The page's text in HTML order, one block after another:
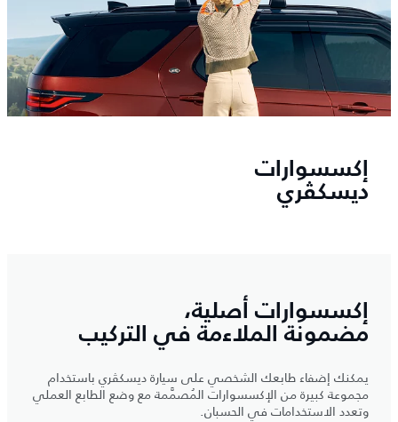
إكسسوارات
ديسكڤري
إكسسوارات أصلية،
مضمونة الملاءمة في التركيب
يمكنك إضفاء طابعك الشخصي على سيارة ديسكڤري باستخدام
مجموعة كبيرة من الإكسسوارات المُصمَّمة مع وضع الطابع العملي
وتعدد الاستخدامات في الحسبان.